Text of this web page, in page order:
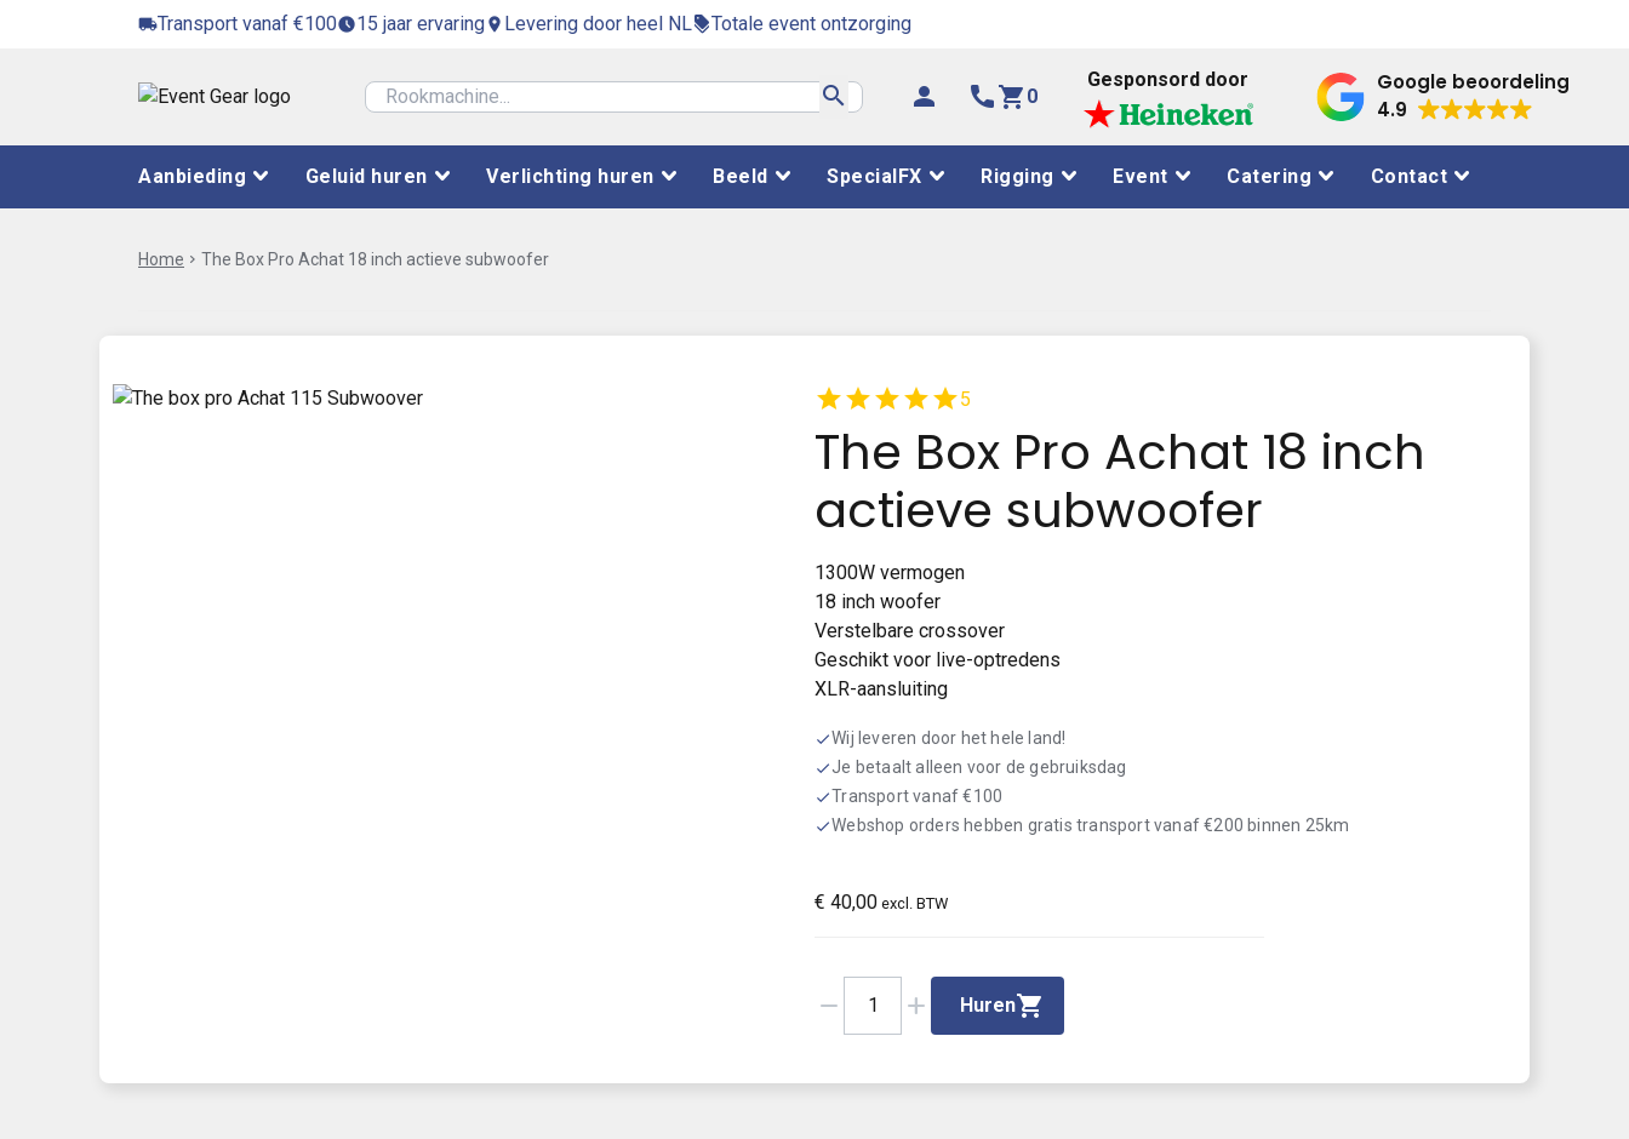
local_shippingTransport vanaf €100access_time_filled15 jaar ervaringlocation_on Levering door heel NLdiscountTotale event ontzorging
search person phoneshopping_cart 0
Gesponsord door
Google beoordeling
4.9
Aanbieding Geluid huren Verlichting huren Beeld SpecialFX Rigging Event Catering Contact
Home chevron_right The Box Pro Achat 18 inch actieve subwoofer
starstarstarstarstar5
The Box Pro Achat 18 inch
actieve subwoofer
1300W vermogen
18 inch woofer
Verstelbare crossover
Geschikt voor live-optredens
XLR-aansluiting
checkWij leveren door het hele land!
check Je betaalt alleen voor de gebruiksdag
checkTransport vanaf €100
checkWebshop orders hebben gratis transport vanaf €200 binnen 25km
€ 40,00 excl. BTW
remove 1 add Huren